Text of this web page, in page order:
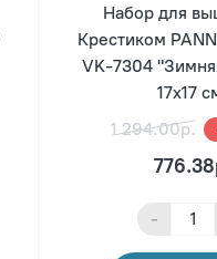
Набор для
Крестиком
VK-7304
17х17
1 294.00р.
-